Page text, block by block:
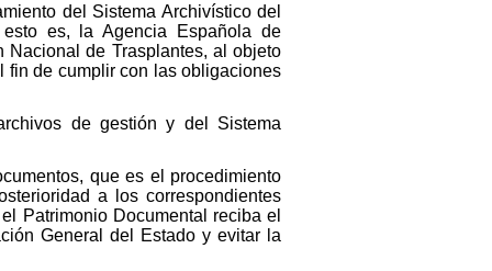
del Sistema Archivístico del
es, la Agencia Española de
Nacional de Trasplantes, al objeto
fin de cumplir con las obligaciones
de gestión y del Sistema
que es el procedimiento
a los correspondientes
Patrimonio Documental reciba el
General del Estado y evitar la